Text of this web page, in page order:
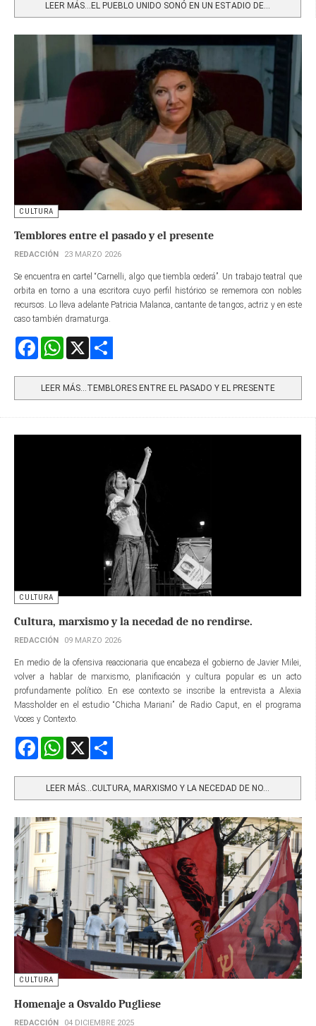
LEER MÁS…EL PUEBLO UNIDO SONÓ EN UN ESTADIO DE...
CULTURA
Temblores entre el pasado y el presente
REDACCIÓN 23 MARZO 2026
Se encuentra en cartel “Carnelli, algo que tiembla cederá”. Un trabajo teatral que
orbita en torno a una escritora cuyo perfil histórico se rememora con nobles
recursos. Lo lleva adelante Patricia Malanca, cantante de tangos, actriz y en este
caso también dramaturga.
FacebookWhatsApp
LEER MÁS…TEMBLORES ENTRE EL PASADO Y EL PRESENTE
CULTURA
Cultura, marxismo y la necedad de no rendirse.
REDACCIÓN 09 MARZO 2026
En medio de la ofensiva reaccionaria que encabeza el gobierno de Javier Milei,
volver a hablar de marxismo, planificación y cultura popular es un acto
profundamente político. En ese contexto se inscribe la entrevista a Alexia
Massholder en el estudio “Chicha Mariani” de Radio Caput, en el programa
Voces y Contexto.
FacebookWhatsApp
LEER MÁS…CULTURA, MARXISMO Y LA NECEDAD DE NO...
CULTURA
Homenaje a Osvaldo Pugliese
REDACCIÓN 04 DICIEMBRE 2025